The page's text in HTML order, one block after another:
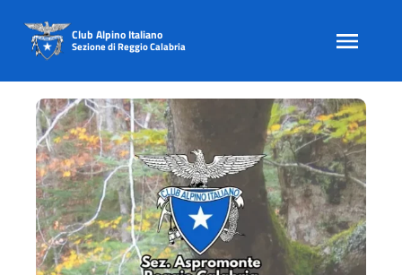
content
Club Alpino Italiano
Sezione di Reggio Calabria